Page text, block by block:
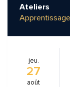
Ateliers
jeu.
27
août
Adresse e-mail*
Message*
Commentaire*